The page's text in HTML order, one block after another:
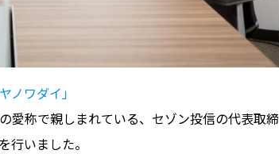
ノワダイ」
愛称で親しまれている、セゾン投信の代表取締
行いました。